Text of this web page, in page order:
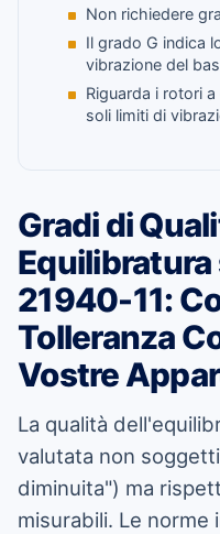
Non richiedere
Il grado G indica
vibrazione del
Riguarda i rotori
soli limiti di
Gradi di
Equilibratura
21940-11:
Tolleranza
Vostre
La qualità
valutata non
diminuita") ma
misurabili. Le norme